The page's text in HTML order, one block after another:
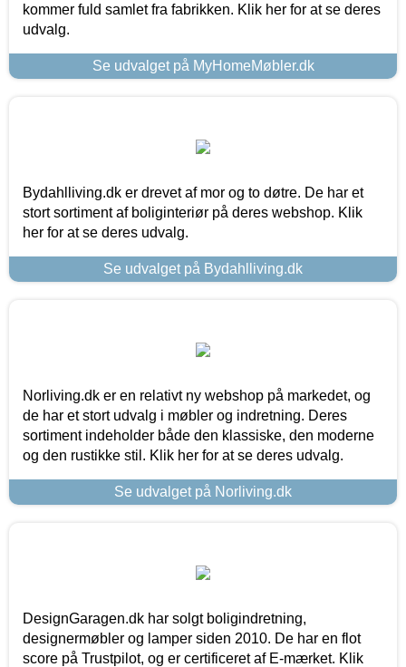
kommer fuld samlet fra fabrikken. Klik her for at se deres
udvalg.
Se udvalget på MyHomeMøbler.dk
Bydahlliving.dk er drevet af mor og to døtre. De har et
stort sortiment af boliginteriør på deres webshop. Klik
her for at se deres udvalg.
Se udvalget på Bydahlliving.dk
Norliving.dk er en relativt ny webshop på markedet, og
de har et stort udvalg i møbler og indretning. Deres
sortiment indeholder både den klassiske, den moderne
og den rustikke stil. Klik her for at se deres udvalg.
Se udvalget på Norliving.dk
DesignGaragen.dk har solgt boligindretning,
designermøbler og lamper siden 2010. De har en flot
score på Trustpilot, og er certificeret af E-mærket. Klik